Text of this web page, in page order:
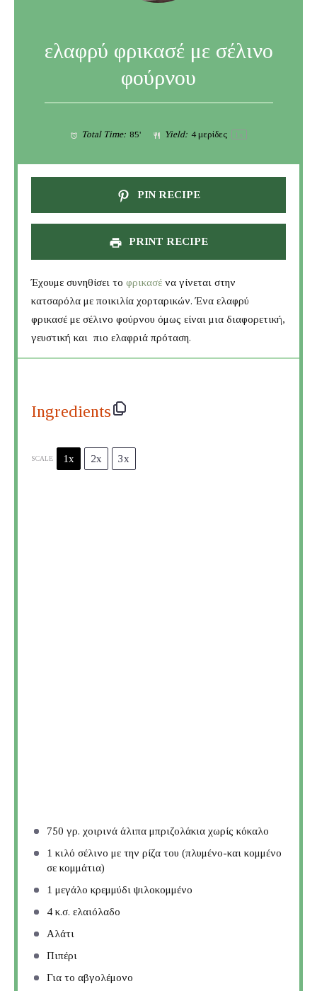
ελαφρύ φρικασέ με σέλινο
φούρνου
Total Time: 85' Yield: 4μερίδες 1 x
PIN RECIPE
PRINT RECIPE
Έχουμε συνηθίσει το φρικασένα γίνεται στην
κατσαρόλα με ποικιλία χορταρικών. Ένα ελαφρύ
φρικασέ με σέλινο φούρνου όμως είναι μια διαφορετική,
γευστική και πιο ελαφριά πρόταση.
Ingredients
SCALE 1x 2x 3x
750 γρ. χοιρινά άλιπα μπριζολάκια χωρίς κόκαλο
1 κιλό σέλινο με την ρίζα του (πλυμένο-και κομμένο
σε κομμάτια)
1 μεγάλο κρεμμύδι ψιλοκομμένο
4 κ.σ. ελαιόλαδο
Αλάτι
Πιπέρι
Για το αβγολέμονο